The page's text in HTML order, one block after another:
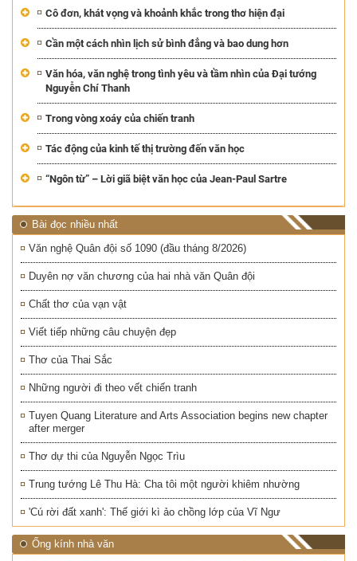
Cô đơn, khát vọng và khoảnh khắc trong thơ hiện đại
Cần một cách nhìn lịch sử bình đẳng và bao dung hơn
Văn hóa, văn nghệ trong tình yêu và tầm nhìn của Đại tướng
Nguyễn Chí Thanh
Trong vòng xoáy của chiến tranh
Tác động của kinh tế thị trường đến văn học
“Ngôn từ” – Lời giã biệt văn học của Jean-Paul Sartre
Bài đọc nhiều nhất
Văn nghệ Quân đội số 1090 (đầu tháng 8/2026)
Duyên nợ văn chương của hai nhà văn Quân đội
Chất thơ của vạn vật
Viết tiếp những câu chuyện đẹp
Thơ của Thai Sắc
Những người đi theo vết chiến tranh
Tuyen Quang Literature and Arts Association begins new chapter
after merger
Thơ dự thi của Nguyễn Ngọc Trìu
Trung tướng Lê Thu Hà: Cha tôi một người khiêm nhường
'Cú rời đất xanh': Thế giới kì ảo chồng lớp của Vĩ Ngư
Ống kính nhà văn